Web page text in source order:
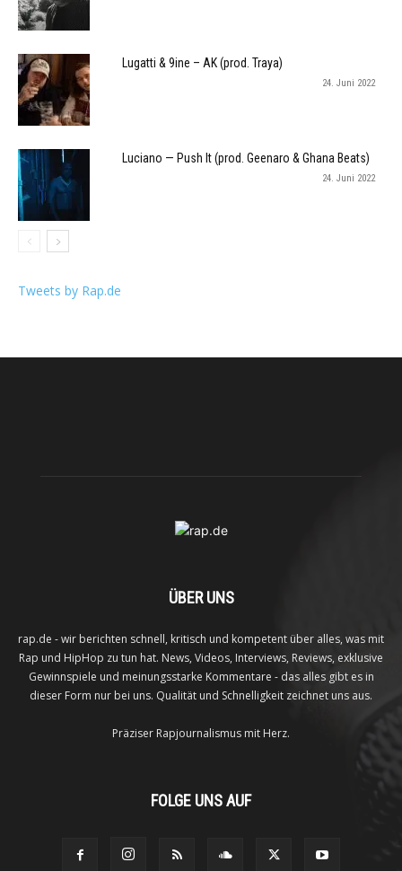
Lugatti & 9ine – AK (prod. Traya)
24. Juni 2022
Luciano — Push It (prod. Geenaro & Ghana Beats)
24. Juni 2022
Tweets by Rap.de
ÜBER UNS
rap.de - wir berichten schnell, kritisch und kompetent über alles, was mit
Rap und HipHop zu tun hat. News, Videos, Interviews, Reviews, exklusive
Gewinnspiele und meinungsstarke Kommentare - das alles gibt es in
dieser Form nur bei uns. Qualität und Schnelligkeit zeichnet uns aus.
Präziser Rapjournalismus mit Herz.
FOLGE UNS AUF